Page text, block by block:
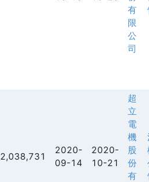
有
限
公
司
2,038,731
2020-
09-14
2020-
10-21
超
立
電
機
股
份
有